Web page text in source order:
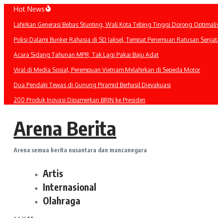
Lewati
konten
Hot News
Lahirkan Generasi Bebas Stunting, Wali Kota Tebing Tinggi Dorong
Polisi Dalami Bunker Rahasia di SD Jaksel, Tempat Penemuan Ratusan
Acara Sidang Tahunan MPR, Tak Lagi Pakai Baju Adat
Viral di Media Sosial, Perempuan Vietnam Melahirkan di Sepeda Motor
Dua Pendaki Tewas di Gunung Piramid Berhasil Dievakuasi
200 Produk Inovasi Dipamerkan BRIN ke Presiden
Arena Berita
Arena semua berita nusantara dan mancanegara
Artis
Internasional
Olahraga